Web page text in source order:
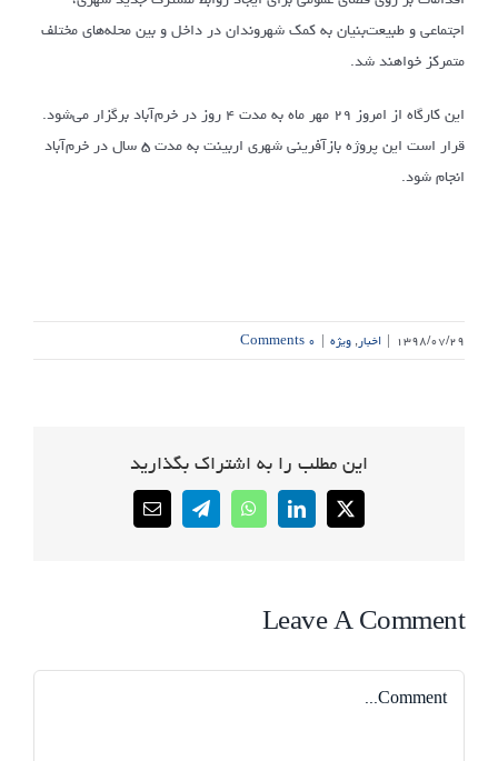
اجتماعی و طبیعت‌بنیان به کمک شهروندان در داخل و بین محله‌های مختلف
متمرکز خواهند شد.
این کارگاه از امروز ۲۹ مهر ماه به مدت ۴ روز در خرم‌آباد برگزار می‌شود.
قرار است این پروژه بازآفرینی شهری اربینت به مدت ۵ سال در خرم‌آباد
انجام شود.
۱۳۹۸/۰۷/۲۹ | اخبار,ویژه | ۰ Comments
این مطلب را به اشتراک بگذارید
X
LinkedIn
WhatsApp
Telegram
Email
Leave A Comment